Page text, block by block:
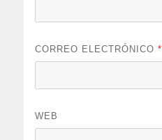
CORREO ELECTRÓNICO*
WEB